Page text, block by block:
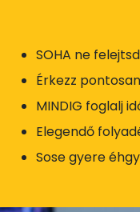
SOHA ne
Érkezz
MINDIG foglalj
Elegendő
Sose gyere